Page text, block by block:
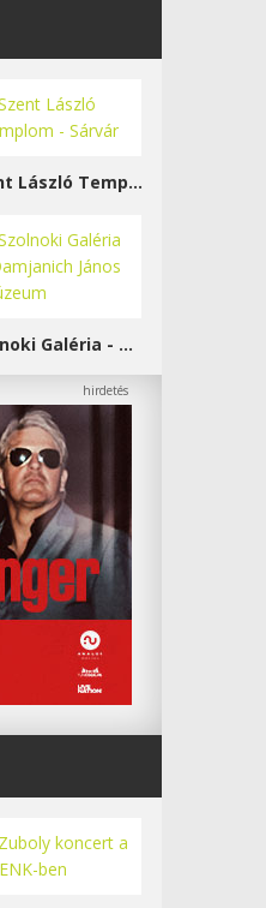
Szent László Templom - Sárvár
Szolnoki Galéria - Damjanich János Múzeum